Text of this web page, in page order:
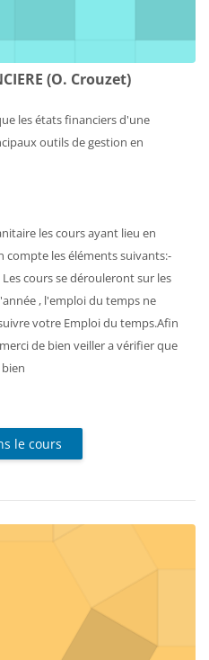
(O. Crouzet)
les états financiers d'une
outils de gestion en
les cours ayant lieu en
compte les éléments suivants:-
cours se dérouleront sur les
, l'emploi du temps ne
votre Emploi du temps.Afin
de bien veiller a vérifier que
le cours